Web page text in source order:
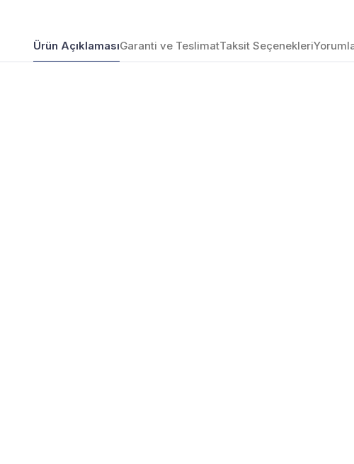
Ürün AçıklamasıGaranti ve TeslimatTaksit Seçenekleri